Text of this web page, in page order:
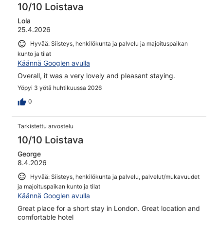
10/10 Loistava
Lola
25.4.2026
Hyvää: Siisteys, henkilökunta ja palvelu ja majoituspaikan
kunto ja tilat
Käännä Googlen avulla
Overall, it was a very lovely and pleasant staying.
Yöpyi 3 yötä huhtikuussa 2026
0
Tarkistettu arvostelu
10/10 Loistava
George
8.4.2026
Hyvää: Siisteys, henkilökunta ja palvelu, palvelut/mukavuudet
ja majoituspaikan kunto ja tilat
Käännä Googlen avulla
Great place for a short stay in London. Great location and
comfortable hotel